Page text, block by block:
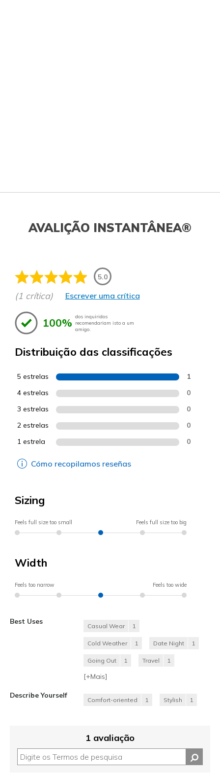
AVALIÇÃO INSTANTÂNEA®
5.0
(1 crítica) Escrever uma crítica
100% dos inquiridos
recomendariam isto a um
amigo.
Distribuição das classificações
5 estrelas 1
4 estrelas 0
3 estrelas 0
2 estrelas 0
1 estrela 0
Cómo recopilamos reseñas
Sizing
Feels full size too small Feels full size too big
Width
Feels too narrow Feels too wide
Best Uses
Casual Wear 1
Cold Weather 1 Date Night 1
Going Out 1 Travel 1
[+Mais]
Describe Yourself
Comfort-oriented 1 Stylish 1
1 avaliação